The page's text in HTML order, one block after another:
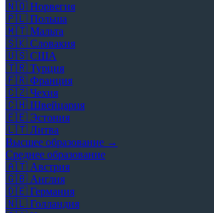
🇳🇴 Норвегия
🇵🇱 Польша
🇲🇹 Мальта
🇸🇰 Словакия
🇺🇸 США
🇹🇷 Турция
🇫🇷 Франция
🇨🇿 Чехия
🇨🇭 Швейцария
🇪🇪 Эстония
🇱🇹 Литва
Высшее образование →
Среднее образование
🇦🇹 Австрия
🇬🇧 Англия
🇩🇪 Германия
🇳🇱 Голландия